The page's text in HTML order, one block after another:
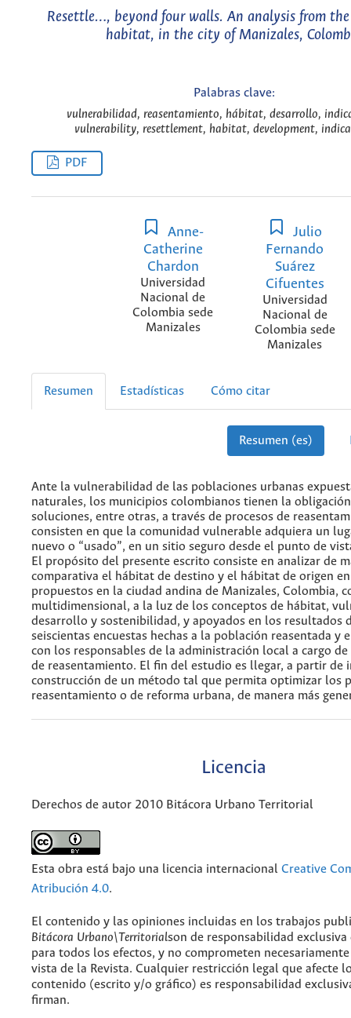
Resettle…, beyond four walls. An analysis from
habitat, in the city of Manizales,
Palabras clave:
vulnerabilidad, reasentamiento, hábitat, desarrollo,
vulnerability, resettlement, habitat, development,
PDF
Anne-
Catherine
Chardon
Universidad
Nacional de
Colombia sede
Manizales
Julio
Fernando
Suárez
Cifuentes
Universidad
Nacional de
Colombia sede
Manizales
Resumen Estadísticas Cómo citar
Resumen (es)
Ante la vulnerabilidad de las poblaciones urbanas
naturales, los municipios colombianos tienen la
soluciones, entre otras, a través de procesos de
consisten en que la comunidad vulnerable adquiera un
nuevo o “usado”, en un sitio seguro desde el punto de
El propósito del presente escrito consiste en analizar de
comparativa el hábitat de destino y el hábitat de origen
propuestos en la ciudad andina de Manizales, Colombia,
multidimensional, a la luz de los conceptos de hábitat,
desarrollo y sostenibilidad, y apoyados en los resultados
seiscientas encuestas hechas a la población reasentada y
con los responsables de la administración local a cargo
de reasentamiento. El fin del estudio es llegar, a partir de
construcción de un método tal que permita optimizar los
reasentamiento o de reforma urbana, de manera más
Licencia
Derechos de autor 2010 Bitácora Urbano Territorial
Esta obra está bajo una licencia internacional Creative
Atribución 4.0.
El contenido y las opiniones incluidas en los trabajos
Bitácora Urbano\Territorialson de responsabilidad exclusiva
para todos los efectos, y no comprometen
vista de la Revista. Cualquier restricción legal que afecte
contenido (escrito y/o gráfico) es responsabilidad
firman.